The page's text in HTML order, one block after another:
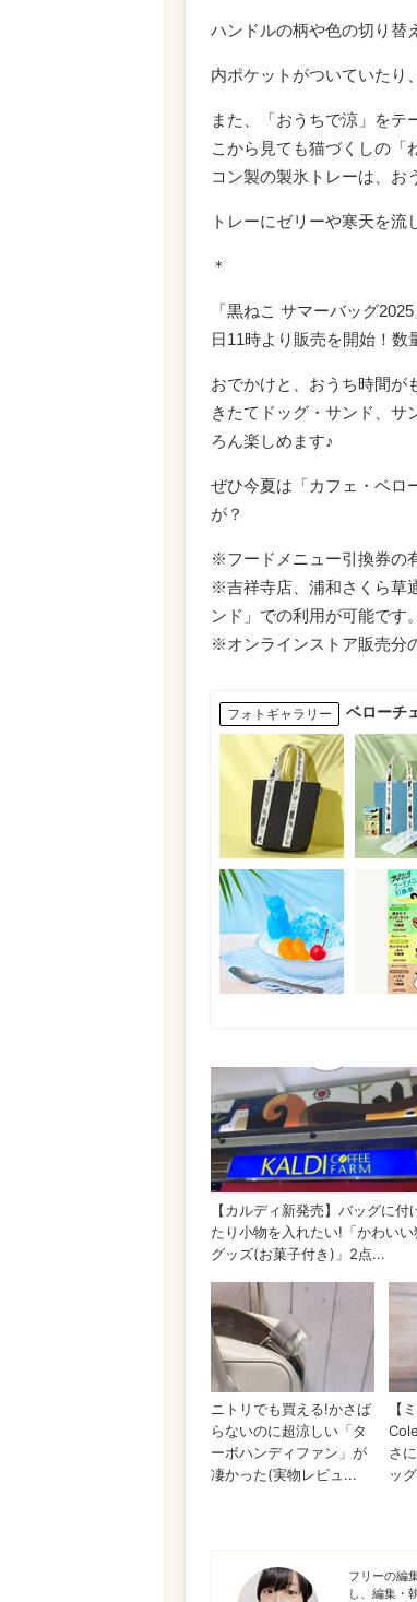
ハンドルの柄や色の切り替
内ポケットがついていたり
また、「おうちで涼」を
こから見ても猫づくしの「
コン製の製氷トレーは、お
トレーにゼリーや寒天を流
＊
「黒ねこ サマーバッグ
日11時より販売を開始！数
おでかけと、おうち時間が
きたてドッグ・サンド、サ
ろん楽しめます♪
ぜひ今夏は「カフェ・ベロ
が？
※フードメニュー引換券の
※吉祥寺店、浦和さくら草
ンド」での利用が可能です。
※オンラインストア販売分
フォトギャラリー ベローチ
伊東 ししゃも
フリーの編
し、編集・